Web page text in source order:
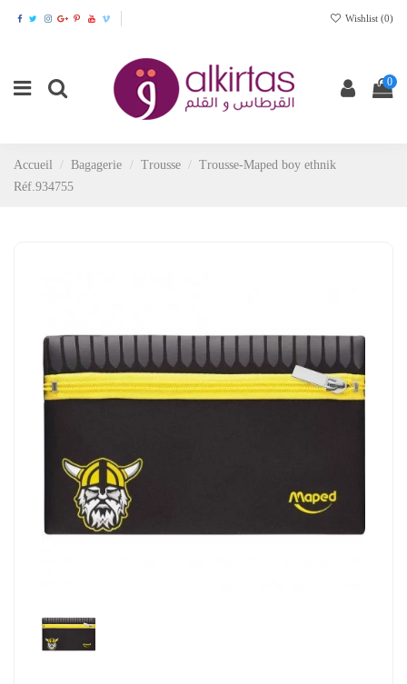
Wishlist (0)
0
Accueil Bagagerie Trousse
Trousse-Maped boy ethnik
Réf.934755